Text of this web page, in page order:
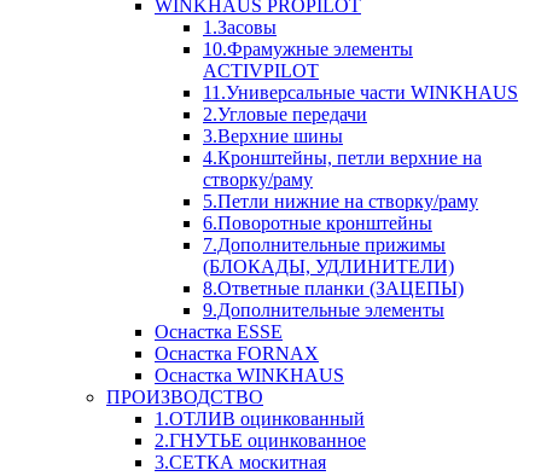
WINKHAUS PROPILOT
1.Засовы
10.Фрамужные элементы
ACTIVPILOT
11.Универсальные части WINKHAUS
2.Угловые передачи
3.Верхние шины
4.Кронштейны, петли верхние на
створку/раму
5.Петли нижние на створку/раму
6.Поворотные кронштейны
7.Дополнительные прижимы
(БЛОКАДЫ, УДЛИНИТЕЛИ)
8.Ответные планки (ЗАЦЕПЫ)
9.Дополнительные элементы
Оснастка ESSE
Оснастка FORNAX
Оснастка WINKHAUS
ПРОИЗВОДСТВО
1.ОТЛИВ оцинкованный
2.ГНУТЬЕ оцинкованное
3.СЕТКА москитная